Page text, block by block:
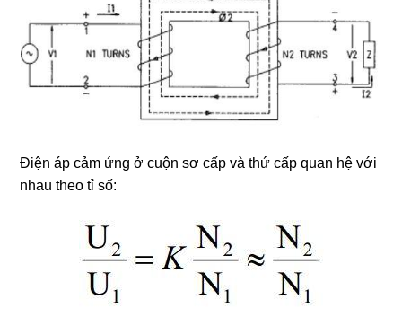
Điện áp cảm ứng ở cuộn sơ cấp và thứ cấp quan hệ với
nhau theo tỉ số: